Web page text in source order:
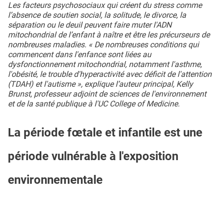
Les facteurs psychosociaux qui créent du stress comme
l’absence de soutien social, la solitude, le divorce, la
séparation ou le deuil peuvent faire muter l'ADN
mitochondrial de l’enfant à naître et être les précurseurs de
nombreuses maladies. « De nombreuses conditions qui
commencent dans l'enfance sont liées au
dysfonctionnement mitochondrial, notamment l'asthme,
l'obésité, le trouble d'hyperactivité avec déficit de l'attention
(TDAH) et l'autisme », explique l’auteur principal, Kelly
Brunst, professeur adjoint de sciences de l'environnement
et de la santé publique à l'UC College of Medicine.
La période fœtale et infantile est une
période vulnérable à l'exposition
environnementale